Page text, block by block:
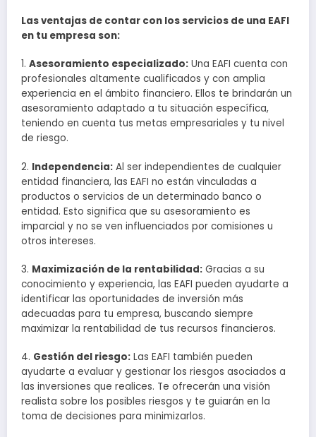
Las ventajas de contar con los servicios de una EAFI
en tu empresa son:
1. Asesoramiento especializado: Una EAFI cuenta con
profesionales altamente cualificados y con amplia
experiencia en el ámbito financiero. Ellos te brindarán un
asesoramiento adaptado a tu situación específica,
teniendo en cuenta tus metas empresariales y tu nivel
de riesgo.
2. Independencia: Al ser independientes de cualquier
entidad financiera, las EAFI no están vinculadas a
productos o servicios de un determinado banco o
entidad. Esto significa que su asesoramiento es
imparcial y no se ven influenciados por comisiones u
otros intereses.
3. Maximización de la rentabilidad: Gracias a su
conocimiento y experiencia, las EAFI pueden ayudarte a
identificar las oportunidades de inversión más
adecuadas para tu empresa, buscando siempre
maximizar la rentabilidad de tus recursos financieros.
4. Gestión del riesgo: Las EAFI también pueden
ayudarte a evaluar y gestionar los riesgos asociados a
las inversiones que realices. Te ofrecerán una visión
realista sobre los posibles riesgos y te guiarán en la
toma de decisiones para minimizarlos.